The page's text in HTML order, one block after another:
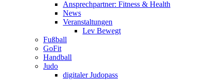
Ansprechpartner: Fitness & Health
News
Veranstaltungen
Lev Bewegt
Fußball
GoFit
Handball
Judo
digitaler Judopass